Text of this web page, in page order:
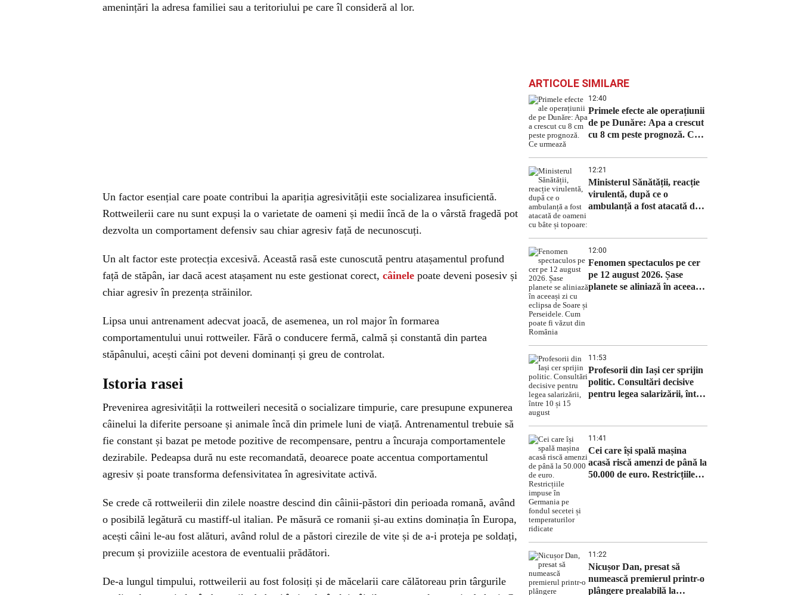
amenințări la adresa familiei sau a teritoriului pe care îl consideră al lor.
Un factor esențial care poate contribui la apariția agresivității este socializarea insuficientă.
Rottweilerii care nu sunt expuși la o varietate de oameni și medii încă de la o vârstă fragedă pot
dezvolta un comportament defensiv sau chiar agresiv față de necunoscuți.
Un alt factor este protecția excesivă. Această rasă este cunoscută pentru atașamentul profund
față de stăpân, iar dacă acest atașament nu este gestionat corect, câinele poate deveni posesiv și
chiar agresiv în prezența străinilor.
Lipsa unui antrenament adecvat joacă, de asemenea, un rol major în formarea
comportamentului unui rottweiler. Fără o conducere fermă, calmă și constantă din partea
stăpânului, acești câini pot deveni dominanți și greu de controlat.
Istoria rasei
Prevenirea agresivității la rottweileri necesită o socializare timpurie, care presupune expunerea
câinelui la diferite persoane și animale încă din primele luni de viață. Antrenamentul trebuie să
fie constant și bazat pe metode pozitive de recompensare, pentru a încuraja comportamentele
dezirabile. Pedeapsa dură nu este recomandată, deoarece poate accentua comportamentul
agresiv și poate transforma defensivitatea în agresivitate activă.
Se crede că rottweilerii din zilele noastre descind din câinii-păstori din perioada romană, având
o posibilă legătură cu mastiff-ul italian. Pe măsură ce romanii și-au extins dominația în Europa,
acești câini le-au fost alături, având rolul de a păstori cirezile de vite și de a-i proteja pe soldați,
precum și proviziile acestora de eventualii prădători.
De-a lungul timpului, rottweilerii au fost folosiți și de măcelarii care călătoreau prin târgurile
ARTICOLE SIMILARE
12:40
Primele efecte ale operațiunii
de pe Dunăre: Apa a crescut
cu 8 cm peste prognoză. Ce
12:21
Ministerul Sănătății, reacție
virulentă, după ce o
ambulanță a fost atacată de
12:00
Fenomen spectaculos pe cer
pe 12 august 2026. Șase
planete se aliniază în aceeași
11:53
Profesorii din Iași cer sprijin
politic. Consultări decisive
pentru legea salarizării, între
11:41
Cei care își spală mașina
acasă riscă amenzi de până la
50.000 de euro. Restricțiile
11:22
Nicușor Dan, presat să
numească premierul printr-o
plângere prealabilă la